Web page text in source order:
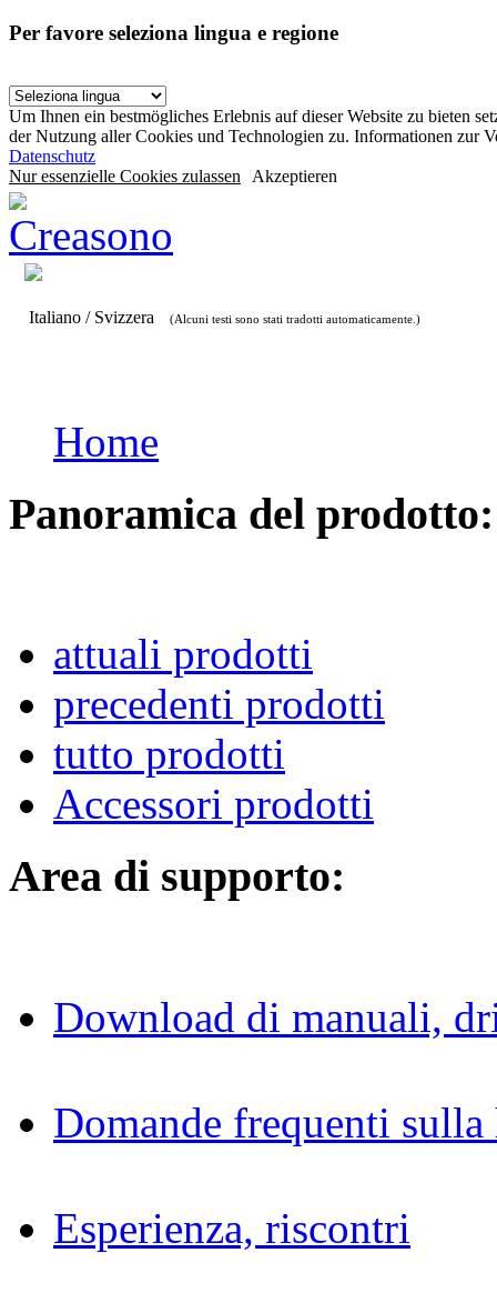
Per favore seleziona lingua e regione
Um Ihnen ein bestmögliches Erlebnis auf dieser Website zu bieten
der Nutzung aller Cookies und Technologien zu. Informationen zur
Datenschutz
Nur essenzielle Cookies zulassen Akzeptieren
Italiano / Svizzera (Alcuni testi sono stati tradotti automaticamente.)
Home
Panoramica del prodotto:
attuali prodotti
precedenti prodotti
tutto prodotti
Accessori prodotti
Area di supporto:
Download di manuali,
Domande frequenti
Esperienza, riscontri